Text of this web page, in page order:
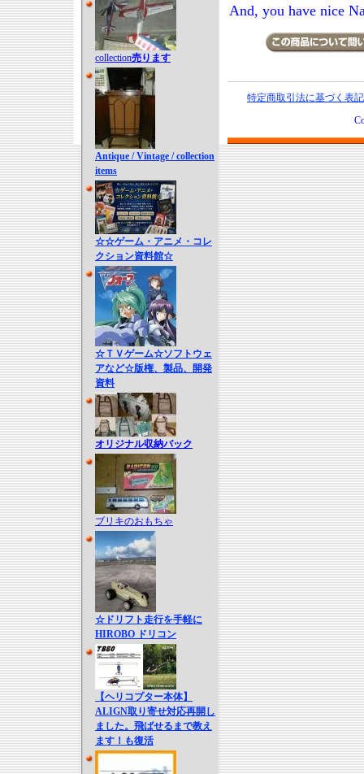
collection売ります
Antique / Vintage / collection
items
☆☆ゲーム・アニメ・コレ
クション資料館☆
☆ＴＶゲーム☆ソフトウェ
アなど☆版権、製品、開発
資料
オリジナル収納バック
ブリキのおもちゃ
☆ドリフト走行を手軽に
HIROBO ドリコン
【ヘリコプター本体】
ALIGN取り寄せ対応再開し
ました。飛ばせるまで教え
ます！も復活
And, you have nice
特定商取引法に基づく表記